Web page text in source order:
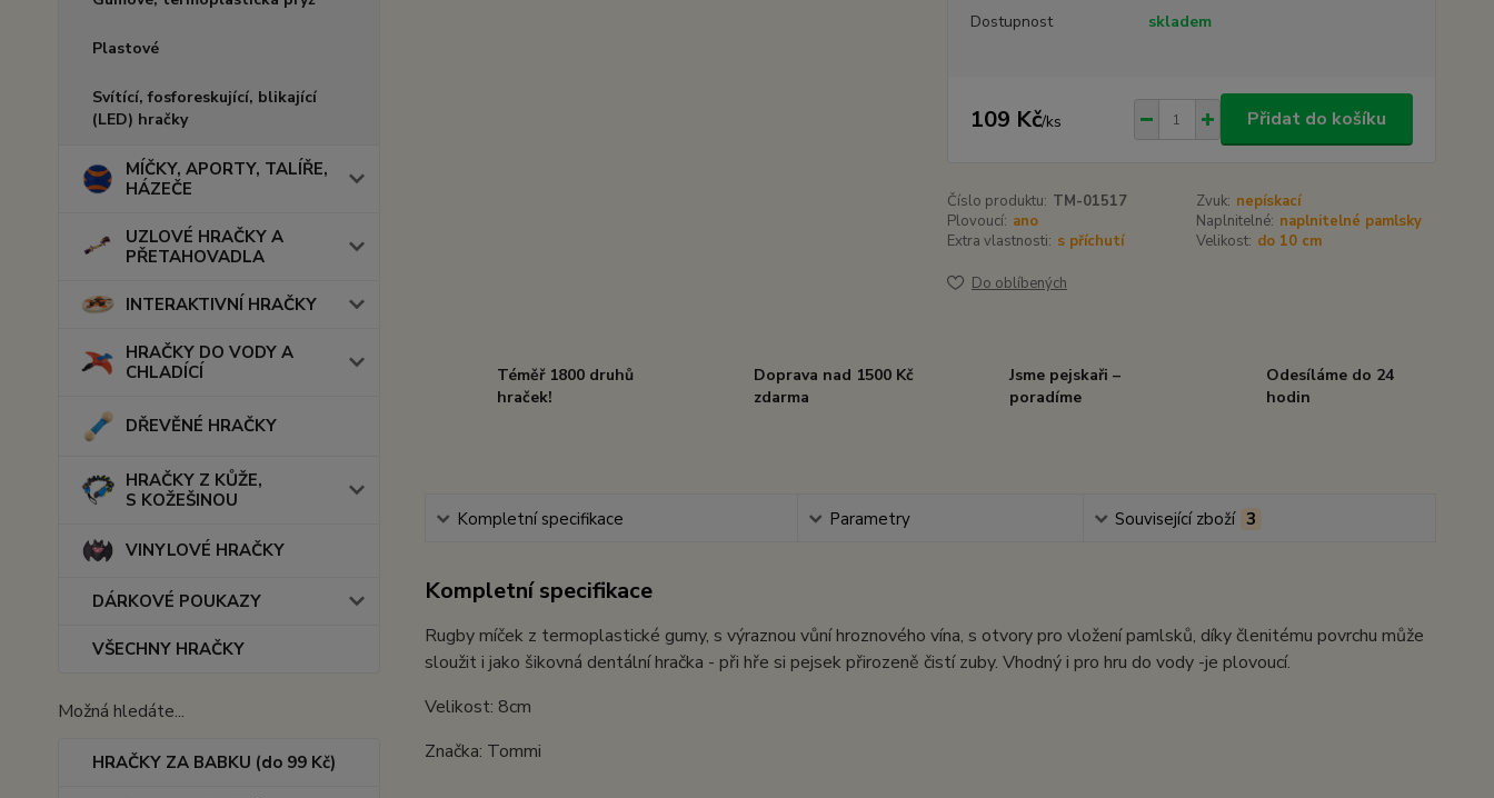
Plastové
Svítící, fosforeskující, blikající
(LED) hračky
MÍČKY, APORTY, TALÍŘE,
HÁZEČE
UZLOVÉ HRAČKY A
PŘETAHOVADLA
INTERAKTIVNÍ HRAČKY
HRAČKY DO VODY A
CHLADÍCÍ
DŘEVĚNÉ HRAČKY
HRAČKY Z KŮŽE,
S KOŽEŠINOU
VINYLOVÉ HRAČKY
DÁRKOVÉ POUKAZY
VŠECHNY HRAČKY
Možná hledáte...
HRAČKY ZA BABKU (do 99 Kč)
Dostupnost skladem
109 Kč/ks Přidat do košíku
Číslo produktu: TM-01517 Zvuk: nepískací
Plovoucí: ano Naplnitelné: naplnitelné pamlsky
Extra vlastnosti: s příchutí Velikost: do 10 cm
Do oblíbených
Téměř 1800 druhů
hraček!
Doprava nad 1500 Kč
zdarma
Jsme pejskaři –
poradíme
Odesíláme do 24
hodin
Kompletní specifikace Parametry Související zboží 3
Kompletní specifikace
Rugby míček z termoplastické gumy, s výraznou vůní hroznového vína, s otvory pro vložení pamlsků, díky členitému povrchu může
sloužit i jako šikovná dentální hračka - při hře si pejsek přirozeně čistí zuby. Vhodný i pro hru do vody -je plovoucí.
Velikost: 8cm
Značka: Tommi